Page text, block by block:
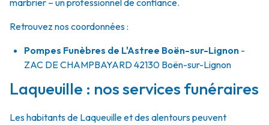
marbrier – un professionnel de confiance.
Retrouvez nos coordonnées :
Pompes Funèbres de L'Astree Boën-sur-Lignon -
ZAC DE CHAMPBAYARD42130 Boën-sur-Lignon
Laqueuille : nos services funéraires
Les habitants de Laqueuille et des alentours peuvent